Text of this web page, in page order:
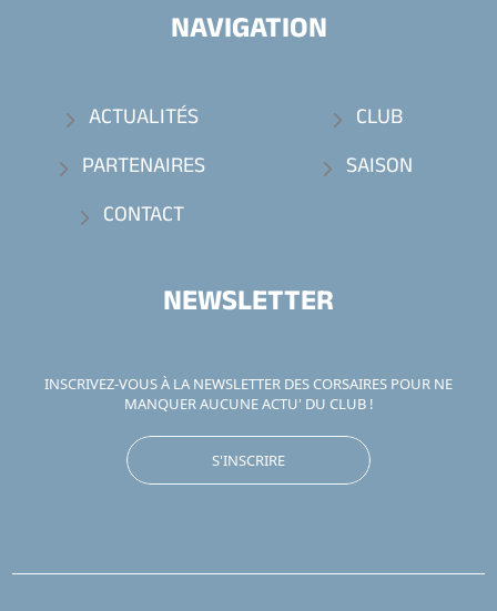
NAVIGATION
ACTUALITÉS
CLUB
PARTENAIRES
SAISON
CONTACT
NEWSLETTER
INSCRIVEZ-VOUS À LA NEWSLETTER DES CORSAIRES POUR NE
MANQUER AUCUNE ACTU' DU CLUB !
S'INSCRIRE